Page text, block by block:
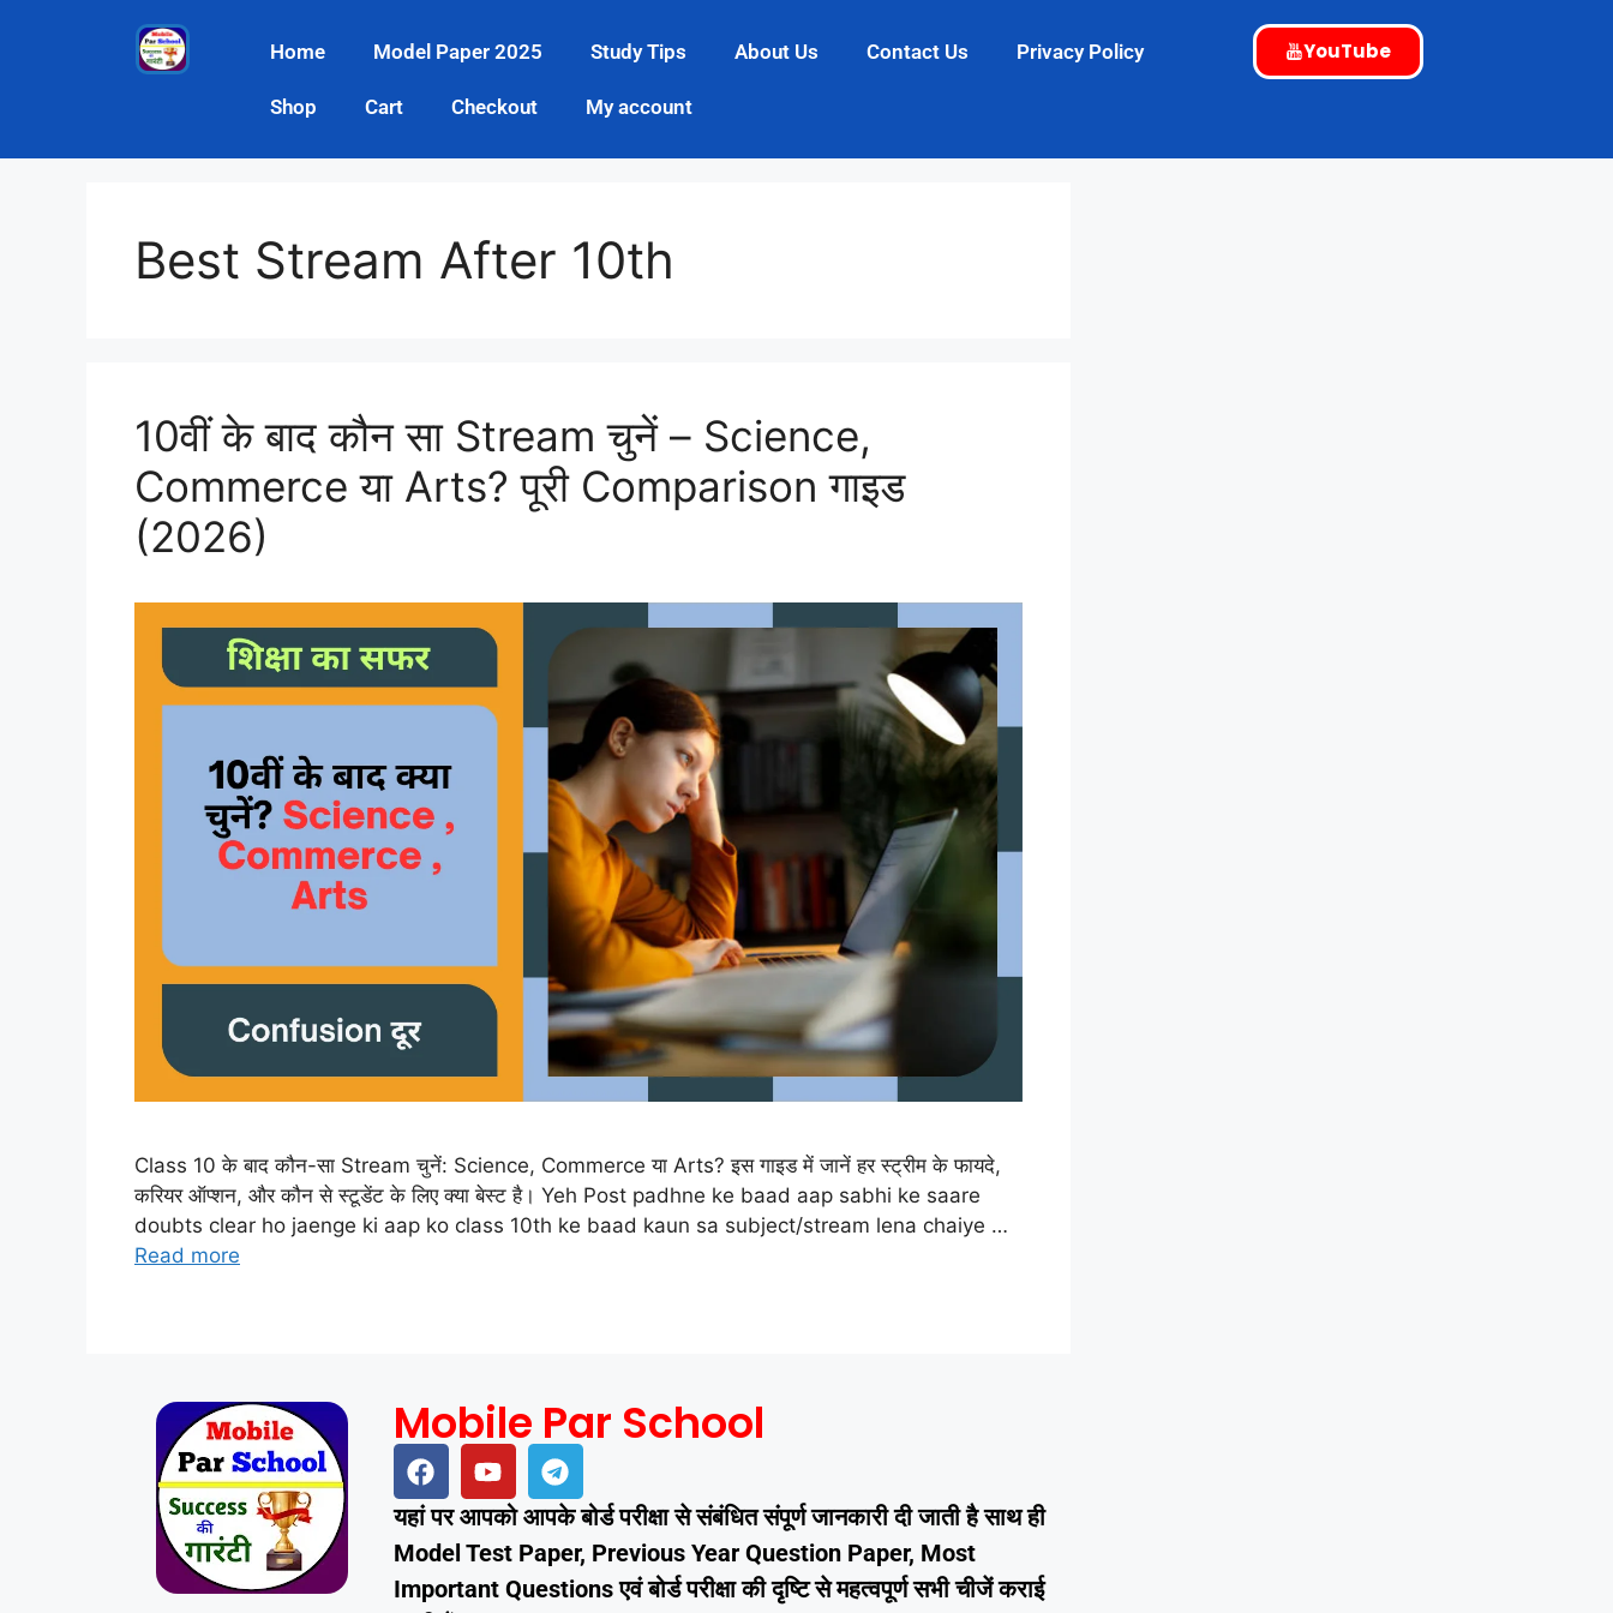
Home Model Paper 2025 Study Tips About Us Contact Us Privacy Policy
Shop Cart Checkout My account
YouTube
Best Stream After 10th
10वीं के बाद कौन सा Stream चुनें – Science,
Commerce या Arts? पूरी Comparison गाइड
(2026)
Class 10 के बाद कौन-सा Stream चुनें: Science, Commerce या Arts? इस गाइड में जानें हर स्ट्रीम के फायदे,
करियर ऑप्शन, और कौन से स्टूडेंट के लिए क्या बेस्ट है। Yeh Post padhne ke baad aap sabhi ke saare
doubts clear ho jaenge ki aap ko class 10th ke baad kaun sa subject/stream lena chaiye …
Read more
Mobile Par School
यहां पर आपको आपके बोर्ड परीक्षा से संबंधित संपूर्ण जानकारी दी जाती है साथ ही
Model Test Paper, Previous Year Question Paper, Most
Important Questions एवं बोर्ड परीक्षा की दृष्टि से महत्वपूर्ण सभी चीजें कराई